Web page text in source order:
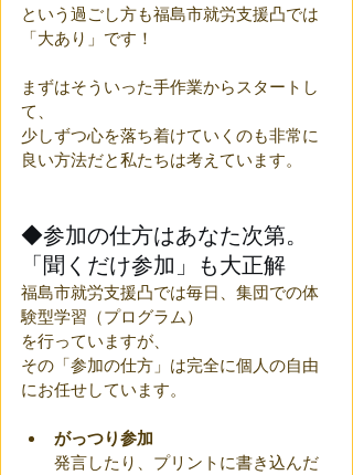
という過ごし方も福島市就労支援凸では
「大あり」です！
まずはそういった手作業からスタートし
て、
少しずつ心を落ち着けていくのも非常に
良い方法だと私たちは考えています。
◆参加の仕方はあなた次第。
「聞くだけ参加」も大正解
福島市就労支援凸では毎日、集団での体
験型学習（プログラム）
を行っていますが、
その「参加の仕方」は完全に個人の自由
にお任せしています。
がっつり参加
発言したり、プリントに書き込んだ